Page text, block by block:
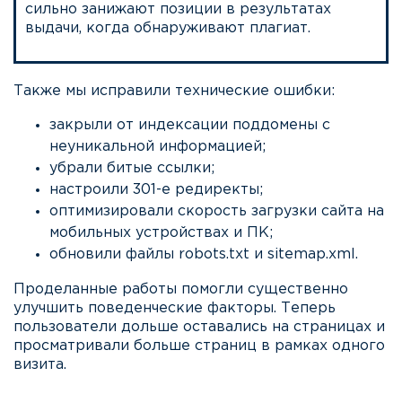
сильно занижают позиции в результатах
выдачи, когда обнаруживают плагиат.
Также мы исправили технические ошибки:
закрыли от индексации поддомены с
неуникальной информацией;
убрали битые ссылки;
настроили 301-е редиректы;
оптимизировали скорость загрузки сайта на
мобильных устройствах и ПК;
обновили файлы robots.txt и sitemap.xml.
Проделанные работы помогли существенно
улучшить поведенческие факторы. Теперь
пользователи дольше оставались на страницах и
просматривали больше страниц в рамках одного
визита.